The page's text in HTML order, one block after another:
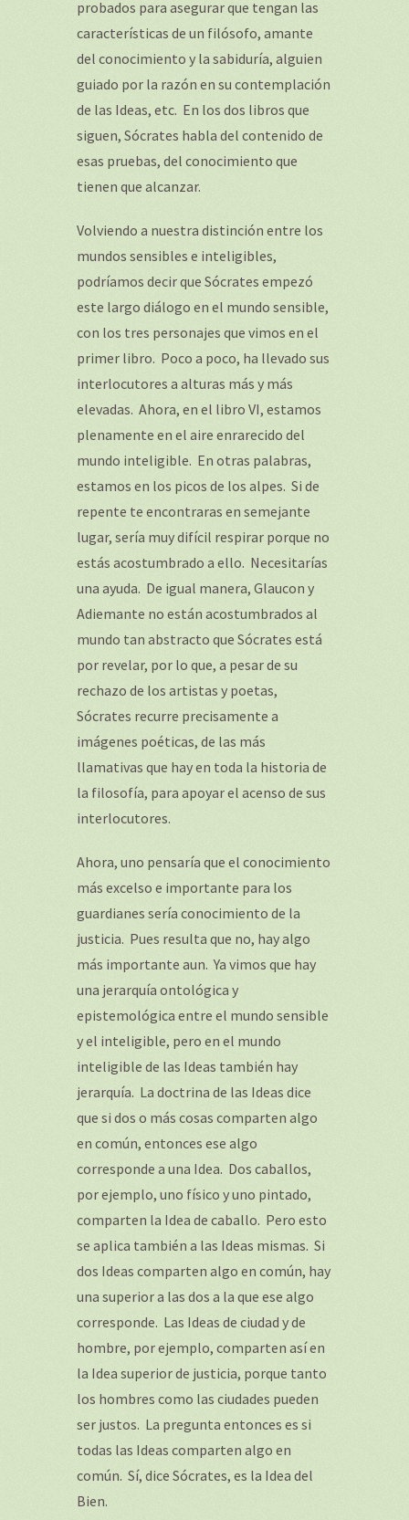
probados para asegurar que tengan las
características de un filósofo, amante
del conocimiento y la sabiduría, alguien
guiado por la razón en su contemplación
de las Ideas, etc. En los dos libros que
siguen, Sócrates habla del contenido de
esas pruebas, del conocimiento que
tienen que alcanzar.
Volviendo a nuestra distinción entre los
mundos sensibles e inteligibles,
podríamos decir que Sócrates empezó
este largo diálogo en el mundo sensible,
con los tres personajes que vimos en el
primer libro. Poco a poco, ha llevado sus
interlocutores a alturas más y más
elevadas. Ahora, en el libro VI, estamos
plenamente en el aire enrarecido del
mundo inteligible. En otras palabras,
estamos en los picos de los alpes. Si de
repente te encontraras en semejante
lugar, sería muy difícil respirar porque no
estás acostumbrado a ello. Necesitarías
una ayuda. De igual manera, Glaucon y
Adiemante no están acostumbrados al
mundo tan abstracto que Sócrates está
por revelar, por lo que, a pesar de su
rechazo de los artistas y poetas,
Sócrates recurre precisamente a
imágenes poéticas, de las más
llamativas que hay en toda la historia de
la filosofía, para apoyar el acenso de sus
interlocutores.
Ahora, uno pensaría que el conocimiento
más excelso e importante para los
guardianes sería conocimiento de la
justicia. Pues resulta que no, hay algo
más importante aun. Ya vimos que hay
una jerarquía ontológica y
epistemológica entre el mundo sensible
y el inteligible, pero en el mundo
inteligible de las Ideas también hay
jerarquía. La doctrina de las Ideas dice
que si dos o más cosas comparten algo
en común, entonces ese algo
corresponde a una Idea. Dos caballos,
por ejemplo, uno físico y uno pintado,
comparten la Idea de caballo. Pero esto
se aplica también a las Ideas mismas. Si
dos Ideas comparten algo en común, hay
una superior a las dos a la que ese algo
corresponde. Las Ideas de ciudad y de
hombre, por ejemplo, comparten así en
la Idea superior de justicia, porque tanto
los hombres como las ciudades pueden
ser justos. La pregunta entonces es si
todas las Ideas comparten algo en
común. Sí, dice Sócrates, es la Idea del
Bien.